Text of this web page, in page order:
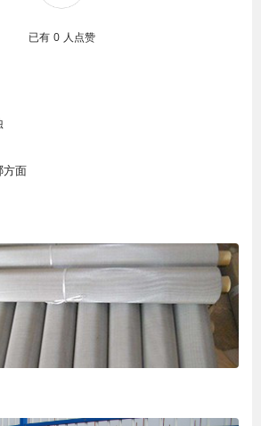
已有 0 人点赞
方面